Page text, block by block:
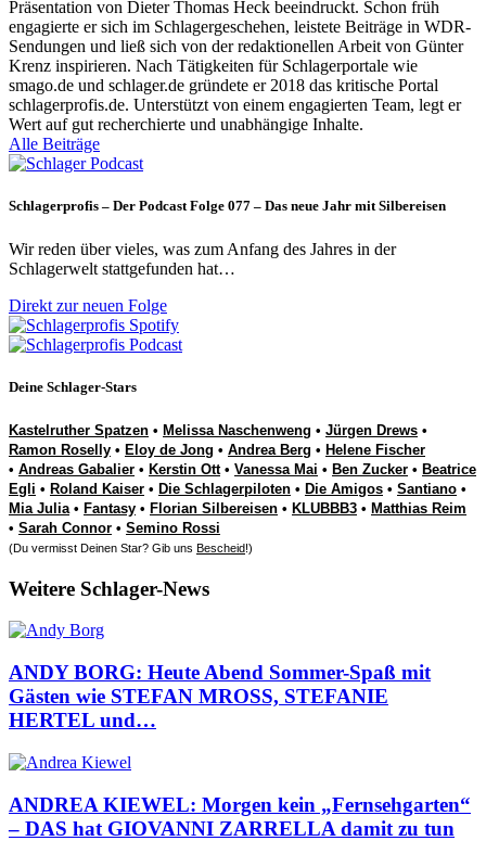
Präsentation von Dieter Thomas Heck beeindruckt. Schon früh
engagierte er sich im Schlagergeschehen, leistete Beiträge in WDR-
Sendungen und ließ sich von der redaktionellen Arbeit von Günter
Krenz inspirieren. Nach Tätigkeiten für Schlagerportale wie
smago.de und schlager.de gründete er 2018 das kritische Portal
schlagerprofis.de. Unterstützt von einem engagierten Team, legt er
Wert auf gut recherchierte und unabhängige Inhalte.
Alle Beiträge
Schlagerprofis – Der Podcast Folge 077 – Das neue Jahr mit Silbereisen
Wir reden über vieles, was zum Anfang des Jahres in der
Schlagerwelt stattgefunden hat…
Direkt zur neuen Folge
Deine Schlager-Stars
Kastelruther Spatzen • Melissa Naschenweng • Jürgen Drews •
Ramon Roselly • Eloy de Jong • Andrea Berg • Helene Fischer
• Andreas Gabalier • Kerstin Ott• Vanessa Mai • Ben Zucker • Beatrice
Egli • Roland Kaiser • Die Schlagerpiloten • Die Amigos • Santiano •
Mia Julia • Fantasy • Florian Silbereisen • KLUBBB3 • Matthias Reim
• Sarah Connor • Semino Rossi
(Du vermisst Deinen Star? Gib uns Bescheid!)
Weitere Schlager-News
ANDY BORG: Heute Abend Sommer-Spaß mit
Gästen wie STEFAN MROSS, STEFANIE
HERTEL und…
ANDREA KIEWEL: Morgen kein „Fernsehgarten“
– DAS hat GIOVANNI ZARRELLA damit zu tun